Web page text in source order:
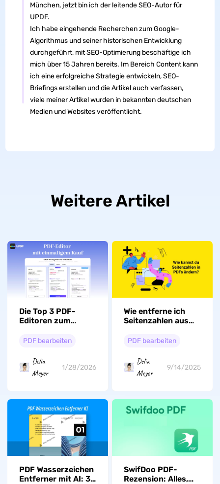
München, jetzt bin ich der leitende SEO-Autor für
UPDF.
Ich habe eingehende Recherchen zum Google-
Algorithmus und seiner historischen Entwicklung
durchgeführt, mit SEO-Optimierung beschäftige ich
mich über 15 Jahren bereits. Im Bereich Content kann
ich eine erfolgreiche Strategie entwickeln, SEO-
Briefings erstellen und die Artikel auch verfassen,
viele meiner Artikel wurden in bekannten deutschen
Medien und Websites veröffentlicht.
Weitere Artikel
Die Top 3 PDF-
Editoren zum
(ohne Abonnement)
PDF bearbeiten
Delia
Meyer
1/28/2026
Wie entferne ich
Seitenzahlen aus
Methoden
PDF bearbeiten
Delia
Meyer
9/14/2025
PDF Wasserzeichen
Entferner mit AI: 3
SwifDoo PDF-
Rezension: Alles,